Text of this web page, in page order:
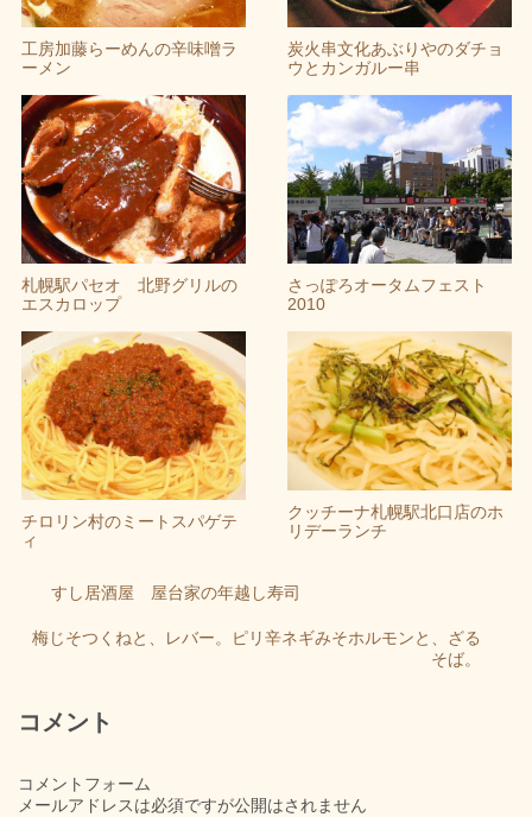
工房加藤らーめんの辛味噌ラ
ーメン
炭火串文化あぶりやのダチョ
ウとカンガルー串
札幌駅パセオ 北野グリルの
エスカロップ
さっぽろオータムフェスト
2010
チロリン村のミートスパゲテ
ィ
クッチーナ札幌駅北口店のホ
リデーランチ
すし居酒屋 屋台家の年越し寿司
梅じそつくねと、レバー。ピリ辛ネギみそホルモンと、ざる
そば。
コメント
コメントフォーム
メールアドレスは必須ですが公開はされません